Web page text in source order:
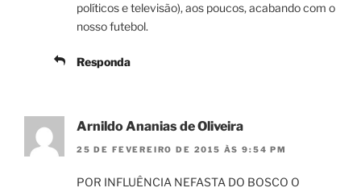
políticos e televisão), aos poucos, acabando com o
nosso futebol.
Responda
Arnildo Ananias de Oliveira
25 DE FEVEREIRO DE 2015 ÀS 9:54 PM
POR INFLUÊNCIA NEFASTA DO BOSCO O